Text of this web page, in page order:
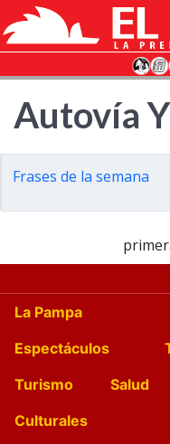
Autovía
Frases de la semana
La Pampa
Espectáculos
Turismo
Salud
Culturales